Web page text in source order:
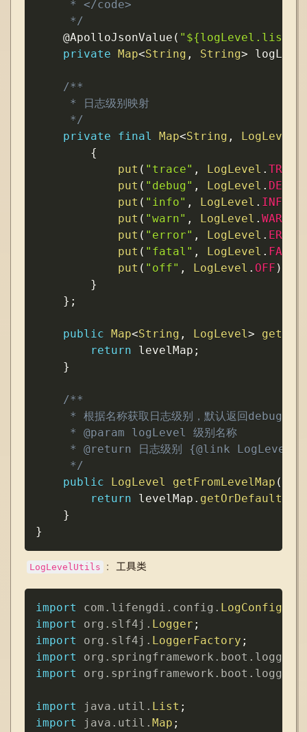
     * </code>
     */
@ApolloJsonValue (
private Map<String , String>
/**
     * 日志级别映射
     */
private
final Map<String , LogLevel
{
put ( "trace" , LogLevel . TRACE
put ( "debug" , LogLevel . DEBUG
put ( "info" , LogLevel . INFO
put ( "warn" , LogLevel . WARN
put ( "error" , LogLevel . ERROR
put ( "fatal" , LogLevel . FATAL
put ( "off" , LogLevel . OFF )
}
} ;
public Map<String , LogLevel>
return levelMap ;
}
/**
* 根据名称获取日志级别，默认返回debug级别
     * @param logLevel 级别名称
     * @return 日志级别 {@link LogLevel}
     */
public
LogLevel getFromLevelMap (
return levelMap . getOrDefault
}
}
LogLevelUtils ：工具类
import com . lifengdi . config . LogConfig
import
org . slf4j . Logger ;
import
org . slf4j . LoggerFactory ;
import
org . springframework . boot . logging
import
org . springframework . boot . logging
import java . util . List ;
import
java . util . Map ;
Copy